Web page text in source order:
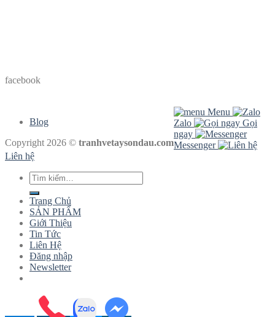
facebook
Blog
Copyright 2026 © tranhvetaysondau.com
Menu
Zalo
Gọi
ngay
Messenger
Liên hệ
Tìm
kiếm:
Trang Chủ
SẢN PHẨM
Giới Thiệu
Tin Tức
Liên Hệ
Đăng nhập
Newsletter